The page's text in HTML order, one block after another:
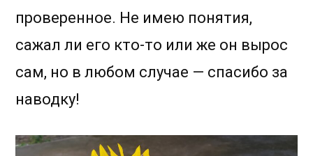
проверенное. Не имею понятия,
сажал ли его кто-то или же он вырос
сам, но в любом случае — спасибо за
наводку!